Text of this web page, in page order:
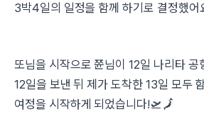
3박4일의 일정을 함께 하기로 결정했어
또님을 시작으로 쮼님이 12일 나리타 공
12일을 보낸 뒤 제가 도착한 13일 모두
여정을 시작하게 되었습니다!🛫🗾